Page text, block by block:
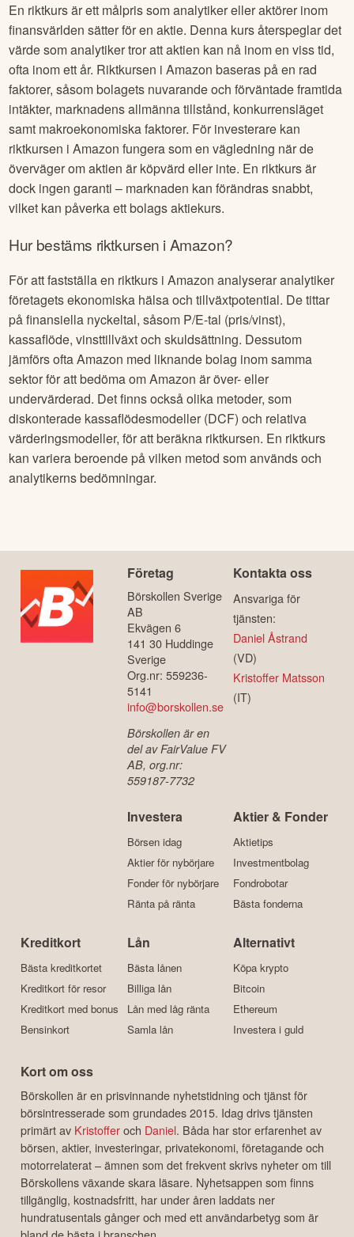
En riktkurs är ett målpris som analytiker eller aktörer inom
finansvärlden sätter för en aktie. Denna kurs återspeglar det
värde som analytiker tror att aktien kan nå inom en viss tid,
ofta inom ett år. Riktkursen iAmazon baseras på en rad
faktorer, såsom bolagets nuvarande och förväntade framtida
intäkter, marknadens allmänna tillstånd, konkurrensläget
samt makroekonomiska faktorer. För investerare kan
riktkursen iAmazon fungera som en vägledning när de
överväger om aktien är köpvärd eller inte. En riktkurs är
dock ingen garanti – marknaden kan förändras snabbt,
vilket kan påverka ett bolags aktiekurs.
Hur bestäms riktkursen iAmazon?
För att fastställa en riktkurs iAmazon analyserar analytiker
företagets ekonomiska hälsa och tillväxtpotential. De tittar
på finansiella nyckeltal, såsom P/E-tal (pris/vinst),
kassaflöde, vinsttillväxt och skuldsättning. Dessutom
jämförs oftaAmazon med liknande bolag inom samma
sektor för att bedöma omAmazon är över- eller
undervärderad. Det finns också olika metoder, som
diskonterade kassaflödesmodeller (DCF) och relativa
värderingsmodeller, för att beräkna riktkursen. En riktkurs
kan variera beroende på vilken metod som används och
analytikerns bedömningar.
Företag
Börskollen Sverige
AB
Ekvägen 6
141 30 Huddinge
Sverige
Org.nr: 559236-
5141
info@borskollen.se
Börskollen är en
del av FairValue FV
AB, org.nr:
559187-7732
Kontakta oss
Ansvariga för
tjänsten:
Daniel Åstrand
(VD)
Kristoffer Matsson
(IT)
Investera
Börsen idag
Aktier för nybörjare
Fonder för nybörjare
Ränta på ränta
Aktier & Fonder
Aktietips
Investmentbolag
Fondrobotar
Bästa fonderna
Kreditkort
Bästa kreditkortet
Kreditkort för resor
Kreditkort med bonus
Bensinkort
Lån
Bästa lånen
Billiga lån
Lån med låg ränta
Samla lån
Alternativt
Köpa krypto
Bitcoin
Ethereum
Investera i guld
Kort om oss
Börskollen är en prisvinnande nyhetstidning och tjänst för
börsintresserade som grundades 2015. Idag drivs tjänsten
primärt av Kristofferoch Daniel. Båda har stor erfarenhet av
börsen, aktier, investeringar, privatekonomi, företagande och
motorrelaterat – ämnen som det frekvent skrivs nyheter om till
Börskollens växande skara läsare. Nyhetsappen som finns
tillgänglig, kostnadsfritt, har under åren laddats ner
hundratusentals gånger och med ett användarbetyg som är